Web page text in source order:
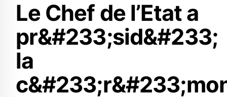
Le Chef de l’Etat a
pr&#233;sid&#233;
la